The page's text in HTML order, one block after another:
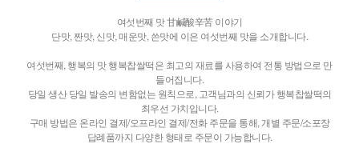
여섯번째 맛 甘鹹酸辛苦 이야기
단맛, 짠맛, 신맛, 매운맛, 쓴맛에 이은 여섯번째 맛을 소개합니다.
여섯번째, 행복의 맛 행복찹쌀떡은 최고의 재료를 사용하여 전통 방법으로 만
들어집니다.
당일 생산 당일 발송의 변함없는 원칙으로, 고객님과의 신뢰가 행복찹쌀떡의
최우선 가치입니다.
구매 방법은 온라인 결제/오프라인 결제/전화 주문을 통해, 개별 주문/소포장
답례품까지 다양한 형태로 주문이 가능합니다.